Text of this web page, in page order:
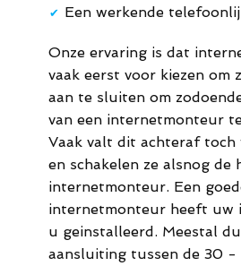
✔ Een werkende
Onze ervaring is dat
vaak eerst voor kiezen om
aan te sluiten om
van een internetmonteur
Vaak valt dit achteraf toch
en schakelen ze alsnog de
internetmonteur. Een
internetmonteur heeft uw
u geinstalleerd. Meestal
aansluiting tussen de 30 -